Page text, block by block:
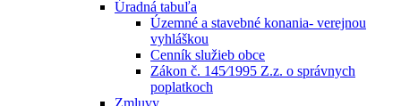
Úradná tabuľa
Územné a stavebné konania- verejnou
vyhláškou
Cenník služieb obce
Zákon č. 145⁄1995 Z.z. o správnych
poplatkoch
Zmluvy